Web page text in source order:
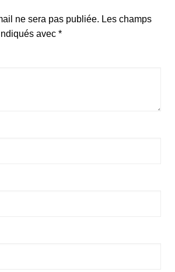
ne sera pas publiée. Les champs
avec *